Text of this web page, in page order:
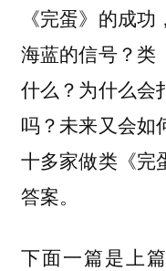
《完蛋》的成
海蓝的信号？类
什么？为什么会
吗？未来又会如
十多家做类《完
答案。
下面一篇是上